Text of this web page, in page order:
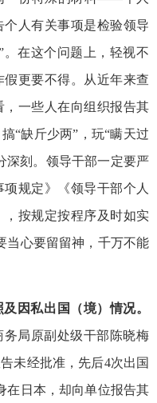
人有关事项是检验领导
在这个问题上，轻视不
更要不得。从近年来查
一些人在向组织报告其
“缺斤少两”，玩“瞒天过
深刻。领导干部一定要严
规定》《领导干部个人
按规定按程序及时如实
当心要留留神，千万不能
因私出国（境）情况。
务局原副处级干部陈晓梅
未经批准，先后4次出国
在日本，却向单位报告其